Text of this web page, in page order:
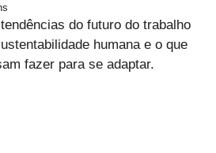
do futuro do trabalho
humana e o que
fazer para se adaptar.